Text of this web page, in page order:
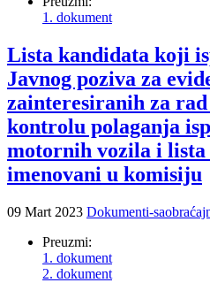
1. dokument
Lista kandidata koji
Javnog poziva za
zainteresiranih za
kontrolu polaganja
motornih vozila i
imenovani u komisiju
09 Mart 2023 Dokumenti-
Preuzmi:
1. dokument
2. dokument